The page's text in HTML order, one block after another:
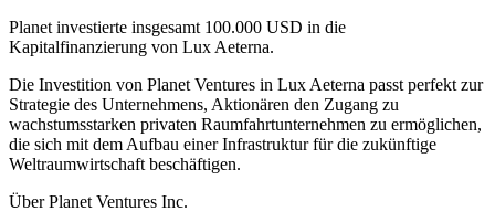
Planet investierte insgesamt 100.000 USD in die
Kapitalfinanzierung von Lux Aeterna.
Die Investition von Planet Ventures in Lux Aeterna passt perfekt zur
Strategie des Unternehmens, Aktionären den Zugang zu
wachstumsstarken privaten Raumfahrtunternehmen zu ermöglichen,
die sich mit dem Aufbau einer Infrastruktur für die zukünftige
Weltraumwirtschaft beschäftigen.
Über Planet Ventures Inc.